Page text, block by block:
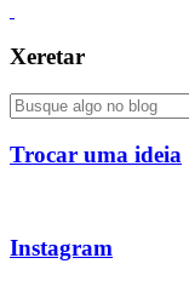
Xeretar
Trocar uma ideia
Instagram